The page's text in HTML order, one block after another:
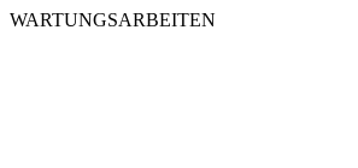
WARTUNGSARBEITEN